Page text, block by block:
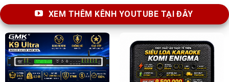
XEM THÊM KÊNH YOUTUBE TẠI ĐÂY